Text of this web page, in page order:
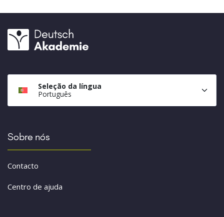
Seleção da língua
Português
Sobre nós
Contacto
Centro de ajuda